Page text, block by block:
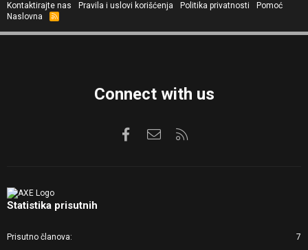
Kontaktirajte nas
Pravila i uslovi korišćenja Politika privatnosti
Pomoć
Naslovna
R
S
Connect with us
FacebookKontaktirajte nas
Statistika prisutnih
Prisutno članova 7